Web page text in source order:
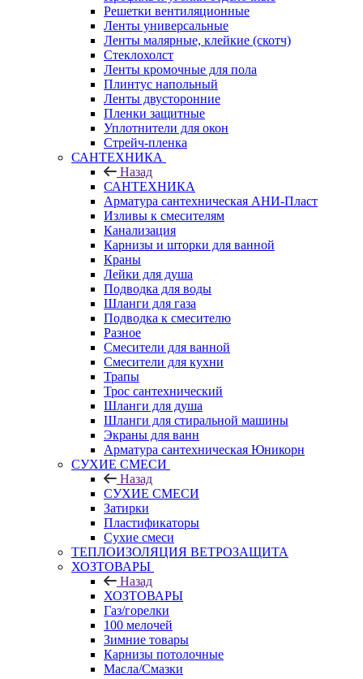
Решетки вентиляционные
Ленты универсальные
Ленты малярные, клейкие (скотч)
Стеклохолст
Ленты кромочные для пола
Плинтус напольный
Ленты двусторонние
Пленки защитные
Уплотнители для окон
Стрейч-пленка
САНТЕХНИКА
Назад
САНТЕХНИКА
Арматура сантехническая АНИ-Пласт
Изливы к смесителям
Канализация
Карнизы и шторки для ванной
Краны
Лейки для душа
Подводка для воды
Шланги для газа
Подводка к смесителю
Разное
Смесители для ванной
Смесители для кухни
Трапы
Трос сантехнический
Шланги для душа
Шланги для стиральной машины
Экраны для ванн
Арматура сантехническая Юникорн
СУХИЕ СМЕСИ
Назад
СУХИЕ СМЕСИ
Затирки
Пластификаторы
Сухие смеси
ТЕПЛОИЗОЛЯЦИЯ ВЕТРОЗАЩИТА
ХОЗТОВАРЫ
Назад
ХОЗТОВАРЫ
Газ/горелки
100 мелочей
Зимние товары
Карнизы потолочные
Масла/Смазки